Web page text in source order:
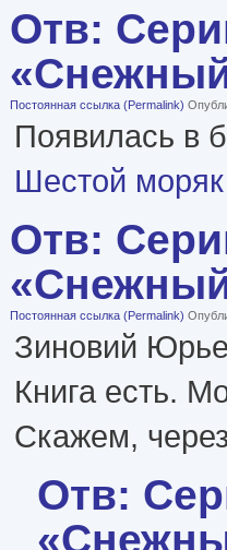
Отв:
Постоянная ссылка (Permalink)
Появилась в
Шестой моряк
Отв:
Постоянная ссылка (Permalink)
Зиновий
Книга есть.
Скажем,
Отв: